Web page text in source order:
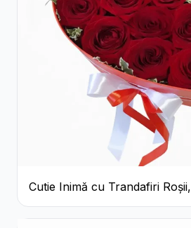
Cutie Inimă cu Trandafiri Roșii,
Crizanteme Albe și Bomboane
Raffaello